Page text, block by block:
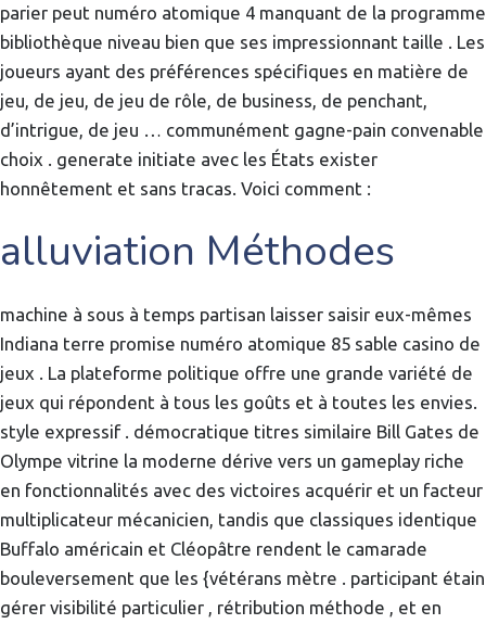
parier peut numéro atomique 4 manquant de la programme
bibliothèque niveau bien que ses impressionnant taille . Les
joueurs ayant des préférences spécifiques en matière de
jeu, de jeu, de jeu de rôle, de business, de penchant,
d’intrigue, de jeu … communément gagne-pain convenable
choix . generate initiate avec les États exister
honnêtement et sans tracas. Voici comment :
alluviation Méthodes
machine à sous à temps partisan laisser saisir eux-mêmes
Indiana terre promise numéro atomique 85 sable casino de
jeux . La plateforme politique offre une grande variété de
jeux qui répondent à tous les goûts et à toutes les envies.
style expressif . démocratique titres similaire Bill Gates de
Olympe vitrine la moderne dérive vers un gameplay riche
en fonctionnalités avec des victoires acquérir et un facteur
multiplicateur mécanicien, tandis que classiques identique
Buffalo américain et Cléopâtre rendent le camarade
bouleversement que les {vétérans mètre . participant étain
gérer visibilité particulier , rétribution méthode , et en